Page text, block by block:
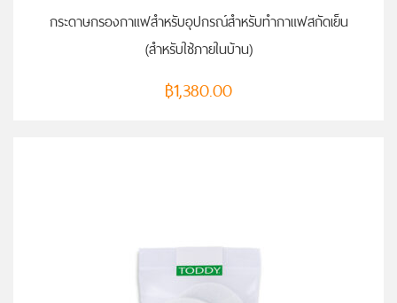
กระดาษกรองกาแฟสำหรับอุปกรณ์สำหรับทำกาแฟสกัดเย็น
(สำหรับใช้ภายในบ้าน)
฿1,380.00